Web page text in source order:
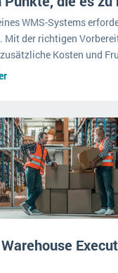
WMS-Systems
Mit der richtigen
Kosten und